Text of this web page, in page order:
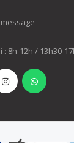
8h-12h / 13h30-